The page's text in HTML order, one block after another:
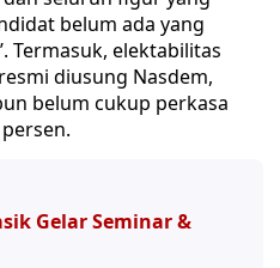
belum ada yang
Termasuk, elektabilitas
diusung Nasdem,
belum cukup perkasa
Gelar Seminar &